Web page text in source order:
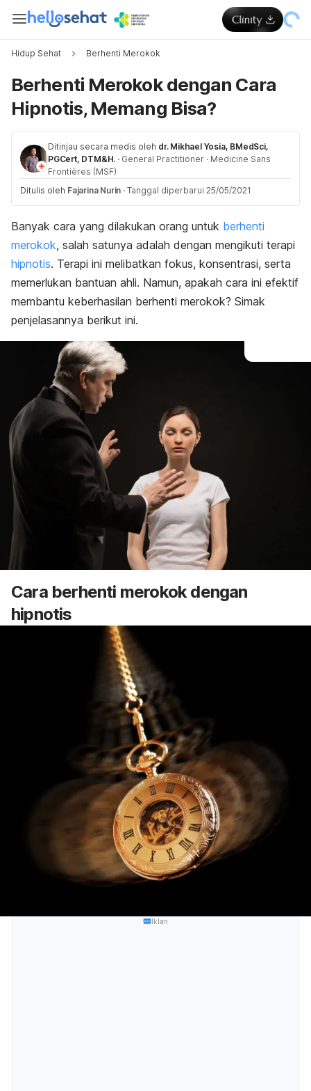
Hidup Sehat Berhenti Merokok
Berhenti Merokok dengan Cara
Hipnotis, Memang Bisa?
Ditinjau secara medis oleh dr. Mikhael Yosia, BMedSci,
PGCert, DTM&H. · General Practitioner · Medicine Sans
Frontières (MSF)
Ditulis oleh Fajarina Nurin · Tanggal diperbarui 25/05/2021
Banyak cara yang dilakukan orang untuk berhenti
merokok, salah satunya adalah dengan mengikuti terapi
hipnotis. Terapi ini melibatkan fokus, konsentrasi, serta
memerlukan bantuan ahli. Namun, apakah cara ini efektif
membantu keberhasilan berhenti merokok? Simak
penjelasannya berikut ini.
Cara berhenti merokok dengan
hipnotis
Iklan